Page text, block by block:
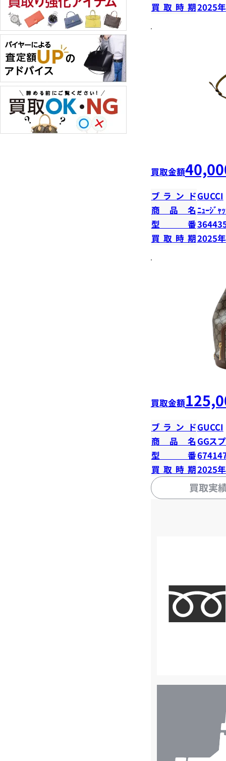
買取時期2025
買取金額
ブランドGUCCI
商品名ﾆｭｰｼﾞｬ
型番
買取時期2025
買取金額
ブランドGUCCI
商品名 GGス
型番
買取時期2025
買取実